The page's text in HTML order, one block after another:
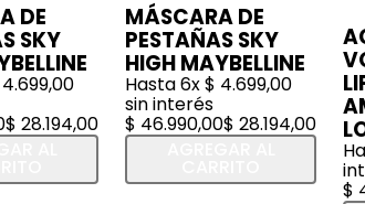
DE
SKY
4.699,00
$ 28.194,00
MÁSCARA DE
PESTAÑAS SKY
HIGH MAYBELLINE
Hasta6x$ 4.699,00
sin interés
$ 46.990,00$ 28.194,00
$